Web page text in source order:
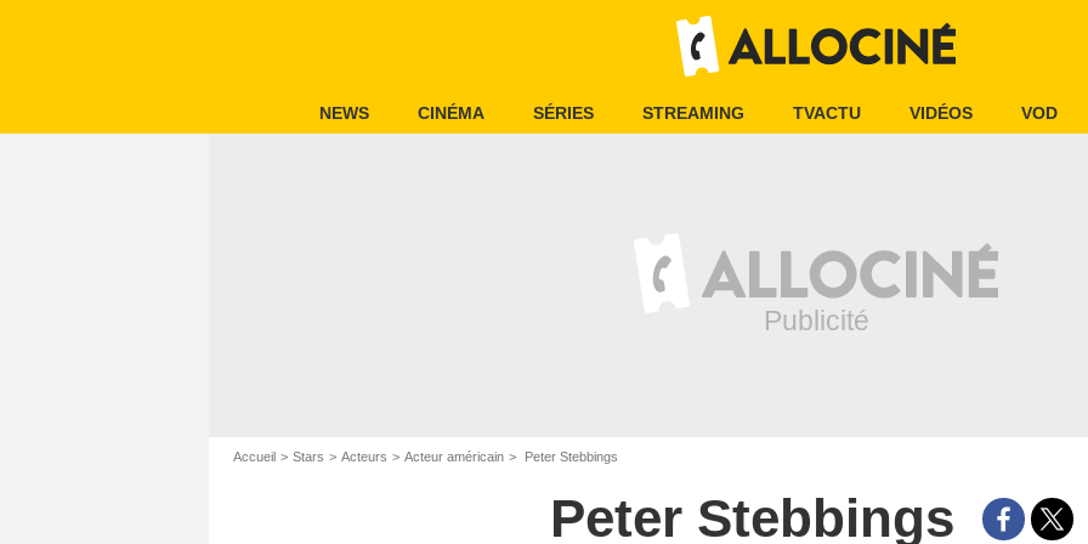
NEWS CINÉMA SÉRIES STREAMING TVACTU VIDÉOS VOD
Accueil Stars Acteurs Acteur américain Peter Stebbings
Peter Stebbings